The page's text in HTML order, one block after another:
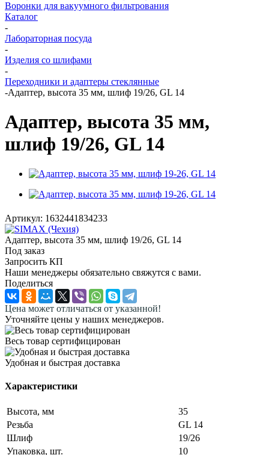
Воронки для вакуумного фильтрования
Каталог
-
Лабораторная посуда
-
Изделия со шлифами
-
Переходники и адаптеры стеклянные
-Адаптер, высота 35 мм, шлиф 19/26, GL 14
Адаптер, высота 35 мм,
шлиф 19/26, GL 14
Артикул: 1632441834233
Адаптер, высота 35 мм, шлиф 19/26, GL 14
Под заказ
Запросить КП
Наши менеджеры обязательно свяжутся с вами.
Поделиться
Цена может отличаться от указанной!
Уточняйте цены у наших менеджеров.
Весь товар сертифицирован
Удобная и быстрая доставка
Характеристики
Высота, мм
35
Резьба
GL 14
Шлиф
19/26
Упаковка, шт.
10